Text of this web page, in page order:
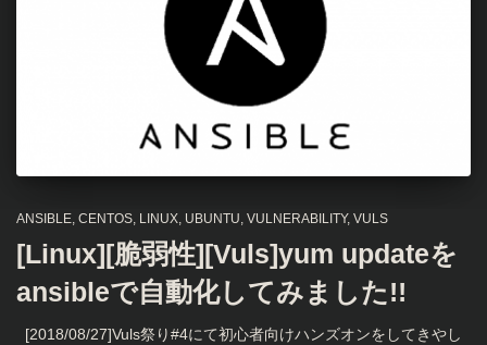
ANSIBLE CENTOS LINUX UBUNTU VULNERABILITY VULS
[Linux][脆弱性][Vuls]yum updateを
ansibleで自動化してみました!!
[2018/08/27]Vuls祭り#4にて初心者向けハンズオンをしてきやし